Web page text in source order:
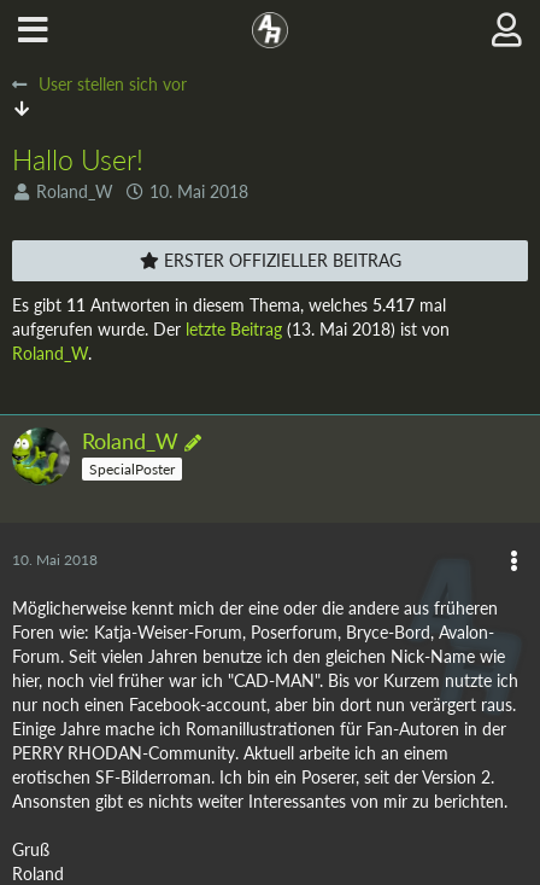
User stellen sich vor
Hallo User!
Roland_W 10. Mai 2018
ERSTER OFFIZIELLER BEITRAG
Es gibt 11 Antworten in diesem Thema, welches 5.417 mal
aufgerufen wurde. Der letzte Beitrag (13. Mai 2018) ist von
Roland_W.
Roland_W
SpecialPoster
10. Mai 2018
Möglicherweise kennt mich der eine oder die andere aus früheren
Foren wie: Katja-Weiser-Forum, Poserforum, Bryce-Bord, Avalon-
Forum. Seit vielen Jahren benutze ich den gleichen Nick-Name wie
hier, noch viel früher war ich "CAD-MAN". Bis vor Kurzem nutzte ich
nur noch einen Facebook-account, aber bin dort nun verärgert raus.
Einige Jahre mache ich Romanillustrationen für Fan-Autoren in der
PERRY RHODAN-Community. Aktuell arbeite ich an einem
erotischen SF-Bilderroman. Ich bin ein Poserer, seit der Version 2.
Ansonsten gibt es nichts weiter Interessantes von mir zu berichten.
Gruß
Roland